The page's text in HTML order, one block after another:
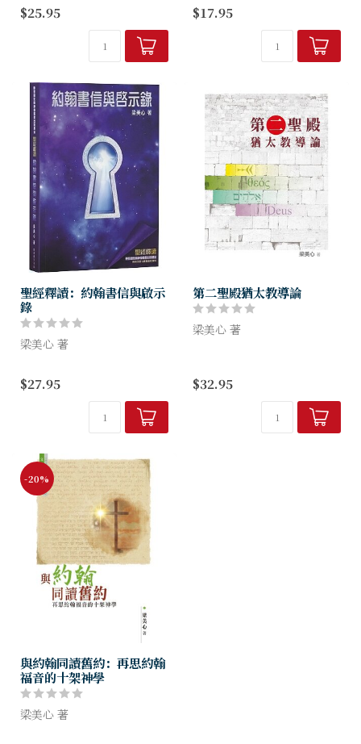
的，單身的；富裕的，貧窮
的；年老的，年輕的；健康
的，患病的；有家庭主婦，有
職業女性；有猶太人，有外邦
$25.95
穌受難與復活的經文寫成這本
靈修書。筆者選了部分內容在
個人靈修時使用，非常有幫
助，對主耶穌最後一週為我們
$17.95
聖經釋讀：約翰書信與啟示
錄
梁美心 著
成，即先觀察經文，然後解釋
詞句、辨別意思，最後把信息
應用在生活中。以結構性呼應
新舊約，以主題性貫串全本
$27.95
第二聖殿猶太教導論
梁美心 著
不但看見身處不同時代、受外
族統治的猶太人如何理解屬神
子民的身份，亦看見他們以不
同方式持守列...
$32.95
-20%
與約翰同讀舊約：再思約翰
福音的十架神學
梁美心 著